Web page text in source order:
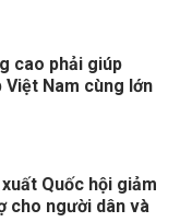
cao phải giúp
Việt Nam cùng lớn
Quốc hội giảm
cho người dân và